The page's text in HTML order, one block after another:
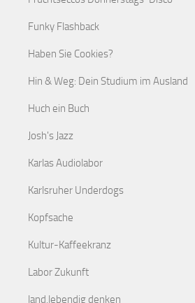
Funky Flashback
Haben Sie Cookies?
Hin & Weg: Dein Studium im Ausland
Huch ein Buch
Josh's Jazz
Karlas Audiolabor
Karlsruher Underdogs
Kopfsache
Kultur-Kaffeekranz
Labor Zukunft
land.lebendig denken